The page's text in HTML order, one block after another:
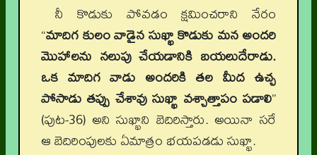
నీ కొడుకు పోవడం క్షమించరాని నేరం
“మాదిగ కులం వాడైన సుఖ్ఖా కొడుకు మన అందరి
మొహాలను నలుపు చేయడానికి బయలుదేరాడు.
ఒక మాదిగ వాడు అందరికి తల మీద ఉచ్చ
పోసాడు తప్పు చేశావు సుఖ్ఖా వశ్చాత్తాపం పడాలి”
(పుట-36) అని సుఖ్ఖాని బెదిరిస్తారు. అయినా సరే
ఆ బెదిరింపులకు ఏమాత్రం భయపడడు సుఖ్ఖా.